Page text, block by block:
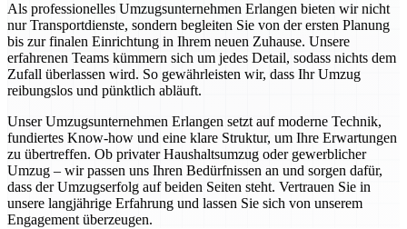
Als professionelles Umzugsunternehmen Erlangen bieten wir nicht
nur Transportdienste, sondern begleiten Sie von der ersten Planung
bis zur finalen Einrichtung in Ihrem neuen Zuhause. Unsere
erfahrenen Teams kümmern sich um jedes Detail, sodass nichts dem
Zufall überlassen wird. So gewährleisten wir, dass Ihr Umzug
reibungslos und pünktlich abläuft.
Unser Umzugsunternehmen Erlangen setzt auf moderne Technik,
fundiertes Know-how und eine klare Struktur, um Ihre Erwartungen
zu übertreffen. Ob privater Haushaltsumzug oder gewerblicher
Umzug – wir passen uns Ihren Bedürfnissen an und sorgen dafür,
dass der Umzugserfolg auf beiden Seiten steht. Vertrauen Sie in
unsere langjährige Erfahrung und lassen Sie sich von unserem
Engagement überzeugen.